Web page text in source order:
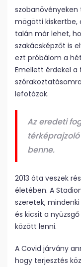
mögötti kiskertbe,
talán már lehet,
szakácsképzőt is
ezt próbálom a
Emellett érdekel a
lefotózok.
Az eredeti
benne.
2013 óta veszek
életében. A
szeretek,
és kicsit a
között lenni.
A Covid járvány
hogy terjesztés